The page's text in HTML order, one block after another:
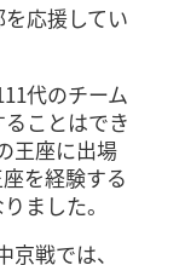
応援してい
代のチーム
ことはでき
王座に出場
を経験する
ました。
戦では、